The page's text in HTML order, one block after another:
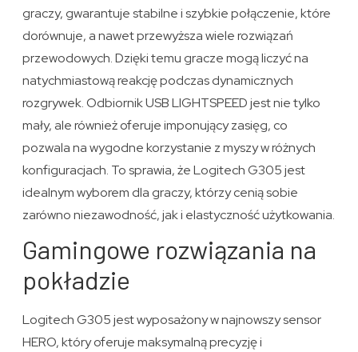
graczy, gwarantuje stabilne i szybkie połączenie, które
dorównuje, a nawet przewyższa wiele rozwiązań
przewodowych. Dzięki temu gracze mogą liczyć na
natychmiastową reakcję podczas dynamicznych
rozgrywek. Odbiornik USB LIGHTSPEED jest nie tylko
mały, ale również oferuje imponujący zasięg, co
pozwala na wygodne korzystanie z myszy w różnych
konfiguracjach. To sprawia, że Logitech G305 jest
idealnym wyborem dla graczy, którzy cenią sobie
zarówno niezawodność, jak i elastyczność użytkowania.
Gamingowe rozwiązania na
pokładzie
Logitech G305 jest wyposażony w najnowszy sensor
HERO, który oferuje maksymalną precyzję i